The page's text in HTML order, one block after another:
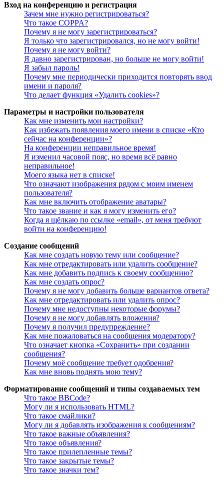
Вход на конференцию и регистрация
Зачем мне нужно регистрироваться?
Что такое COPPA?
Почему я не могу зарегистрироваться?
Я только что зарегистрировался, но не могу войти!
Почему я не могу войти?
Я давно зарегистрирован, но больше не могу войти!
Я забыл пароль!
Почему мне периодически приходится повторять ввод
имени и пароля?
Что делает функция «Удалить cookies»?
Параметры и настройки пользователя
Как мне изменить мои настройки?
Как избежать появления моего имени в списке «Кто
сейчас на конференции»?
На конференции неправильное время!
Я изменил часовой пояс, но время всё равно
неправильное!
Моего языка нет в списке!
Что означают изображения рядом с моим именем
пользователя?
Как мне включить отображение аватары?
Что такое звание и как я могу изменить его?
Когда я щёлкаю по ссылке «email», от меня требуют
войти на конференцию!
Создание сообщений
Как мне создать новую тему или сообщение?
Как мне отредактировать или удалить сообщение?
Как мне добавить подпись к своему сообщению?
Как мне создать опрос?
Почему я не могу добавить больше вариантов ответа?
Как мне отредактировать или удалить опрос?
Почему мне недоступны некоторые форумы?
Почему я не могу добавлять вложения?
Почему я получил предупреждение?
Как мне пожаловаться на сообщения модератору?
Что означает кнопка «Сохранить» при создании
сообщения?
Почему моё сообщение требует одобрения?
Как мне вновь поднять мою тему?
Форматирование сообщений и типы создаваемых тем
Что такое BBCode?
Могу ли я использовать HTML?
Что такое смайлики?
Могу ли я добавлять изображения к сообщениям?
Что такое важные объявления?
Что такое объявления?
Что такое прилепленные темы?
Что такое закрытые темы?
Что такое значки тем?